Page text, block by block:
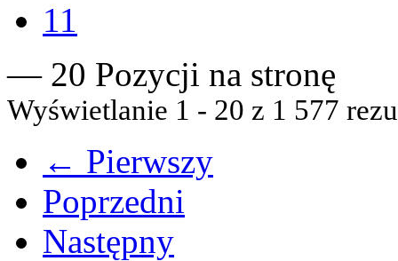
11
— 20 Pozycji na stronę
Wyświetlanie 1 - 20 z 1 577
← Pierwszy
Poprzedni
Następny